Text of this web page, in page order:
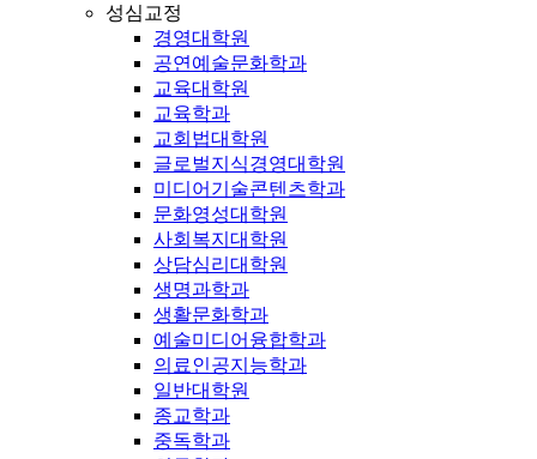
성심교정
경영대학원
공연예술문화학과
교육대학원
교육학과
교회법대학원
글로벌지식경영대학원
미디어기술콘텐츠학과
문화영성대학원
사회복지대학원
상담심리대학원
생명과학과
생활문화학과
예술미디어융합학과
의료인공지능학과
일반대학원
종교학과
중독학과